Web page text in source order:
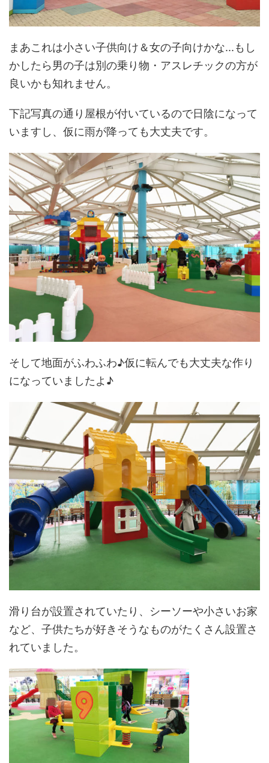
まあこれは小さい子供向け＆女の子向けかな...もし
かしたら男の子は別の乗り物・アスレチックの方が
良いかも知れません。
下記写真の通り屋根が付いているので日陰になって
いますし、仮に雨が降っても大丈夫です。
そして地面がふわふわ♪仮に転んでも大丈夫な作り
になっていましたよ♪
滑り台が設置されていたり、シーソーや小さいお家
など、子供たちが好きそうなものがたくさん設置さ
れていました。